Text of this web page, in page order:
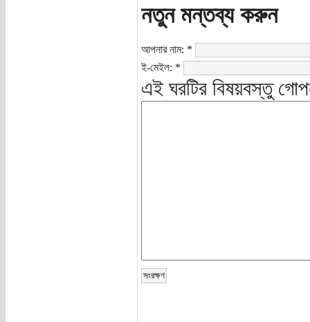
নতুন মন্তব্য করুন
আপনার নাম: *
ই-মেইল: *
এই ঘরটির বিষয়বস্তু